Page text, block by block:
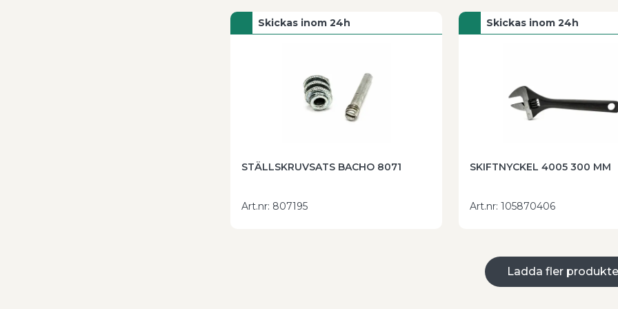
Skickas inom 24h
STÄLLSKRUVSATS BACHO 8071
Art.nr: 807195
Skickas inom 24h
SKIFTNYCKEL 4005 300 MM
Art.nr: 105870406
Ladda fler